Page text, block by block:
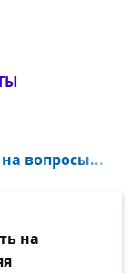
на вопросы...
на